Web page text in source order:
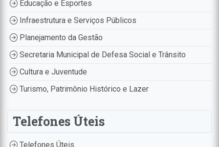
Educação e Esportes
Infraestrutura e Serviços Públicos
Planejamento da Gestão
Secretaria Municipal de Defesa Social e Trânsito
Cultura e Juventude
Turismo, Patrimônio Histórico e Lazer
Telefones Úteis
Telefones Úteis